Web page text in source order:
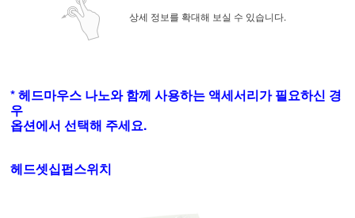
상세 정보를 확대해 보실 수 있습니다.
* 헤드마우스 나노와 함께 사용하는 액세서리가 필요하신 경
우
옵션에서 선택해 주세요.
헤드셋십펍스위치